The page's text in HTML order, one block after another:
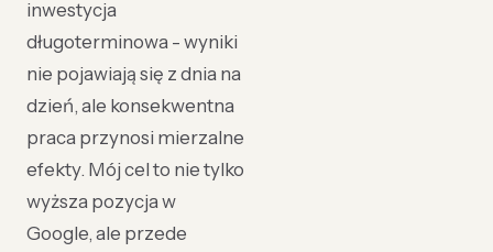
inwestycja
długoterminowa - wyniki
nie pojawiają się z dnia na
dzień, ale konsekwentna
praca przynosi mierzalne
efekty. Mój cel to nie tylko
wyższa pozycja w
Google, ale przede